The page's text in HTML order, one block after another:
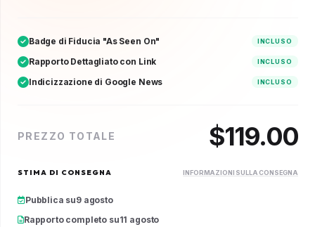
Badge di Fiducia "As Seen On" INCLUSO
Rapporto Dettagliato con Link INCLUSO
Indicizzazione di Google News INCLUSO
PREZZO TOTALE $119.00
STIMA DI CONSEGNA INFORMAZIONI SULLA CONSEGNA
Pubblica su9 agosto
Rapporto completo su11 agosto